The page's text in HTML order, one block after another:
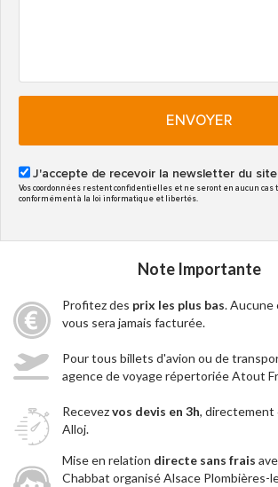
ENVOYER
J'accepte de recevoir la newsletter du
Vos coordonnées restent confidentielles et ne seront en aucun cas
conformément à la loi informatique et libertés.
Note Importante
Profitez des prix les plus bas. Aucune
vous sera jamais facturée.
Pour tous billets d'avion ou de
agence de voyage répertoriée Atout
Recevezvos devis en 3h, directement
Alloj.
Mise en relation directe sans frais
Chabbat organisé Alsace Plombières-